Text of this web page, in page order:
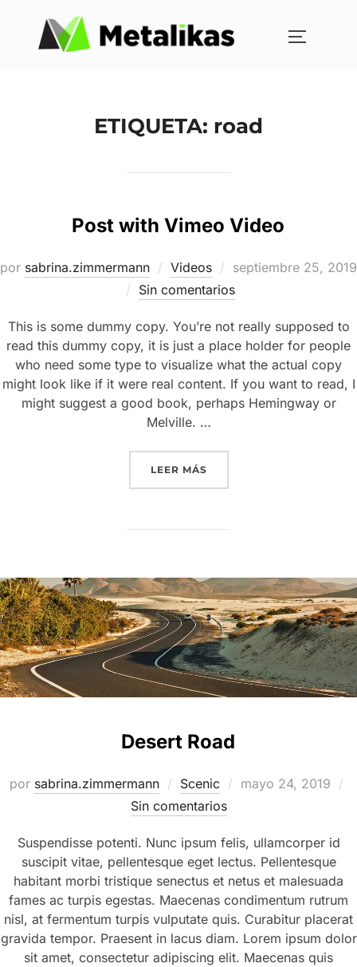
ETIQUETA: road
Post with Vimeo Video
por sabrina.zimmermann Videos
septiembre 25, 2019
Sin comentarios
This is some dummy copy. You’re not really supposed to
read this dummy copy, it is just a place holder for people
who need some type to visualize what the actual copy
might look like if it were real content. If you want to read, I
might suggest a good book, perhaps Hemingway or
Melville. …
LEER MÁS
Desert Road
por sabrina.zimmermann Scenic
mayo 24, 2019
Sin comentarios
Suspendisse potenti. Nunc ipsum felis, ullamcorper id
suscipit vitae, pellentesque eget lectus. Pellentesque
habitant morbi tristique senectus et netus et malesuada
fames ac turpis egestas. Maecenas condimentum rutrum
nisl, at fermentum turpis vulputate quis. Curabitur placerat
gravida tempor. Praesent in lacus diam. Lorem ipsum dolor
sit amet, consectetur adipiscing elit. Maecenas quis